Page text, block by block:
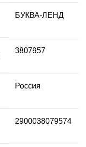
БУКВА-ЛЕНД
3807957
Россия
2900038079574